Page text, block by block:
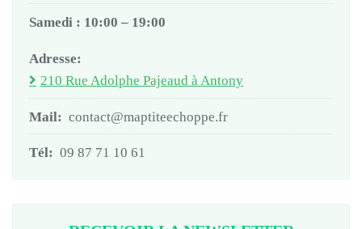
Samedi : 10:00 – 19:00
Adresse:
210 Rue Adolphe Pajeaud à Antony
Mail: contact@maptiteechoppe.fr
Tél: 09 87 71 10 61